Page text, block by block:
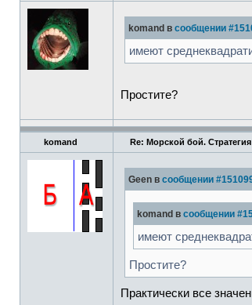
komand в сообщении
имеют
Простите?
komand Re: Морской бой.
Geen в сообщении
komand в сообщении
имеют
Простите?
Практически все